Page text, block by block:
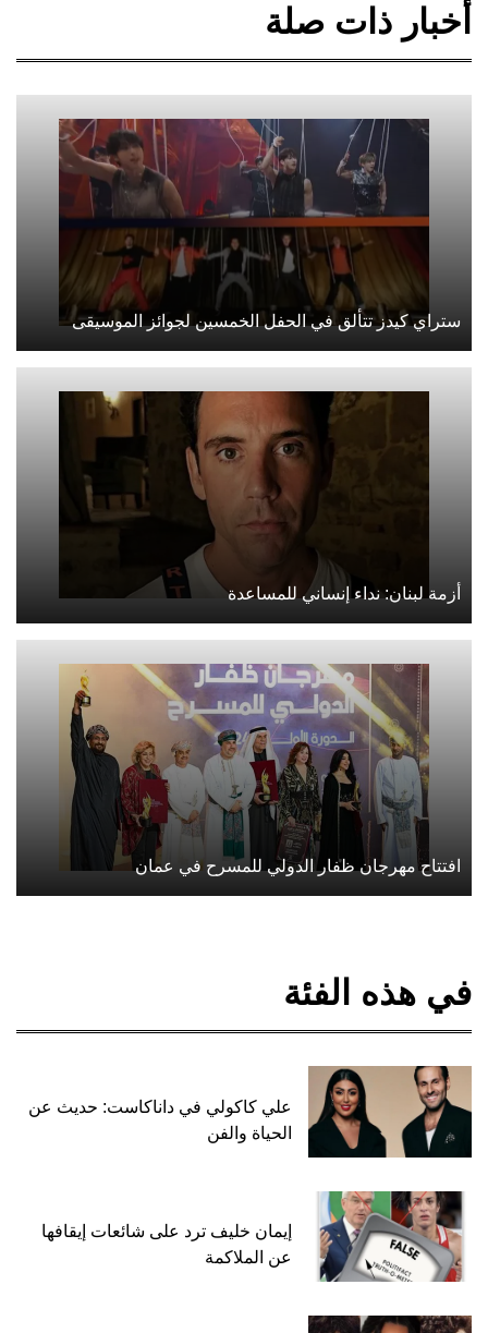
أخبار ذات صلة
ستراي كيدز تتألق في الحفل الخمسين لجوائز الموسيقى
أزمة لبنان: نداء إنساني للمساعدة
افتتاح مهرجان ظفار الدولي للمسرح في عمان
في هذه الفئة
علي كاكولي في داناكاست: حديث عن
الحياة والفن
إيمان خليف ترد على شائعات إيقافها
عن الملاكمة